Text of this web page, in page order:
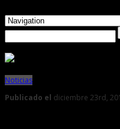
Noticias
Publicado el diciembre 23rd,